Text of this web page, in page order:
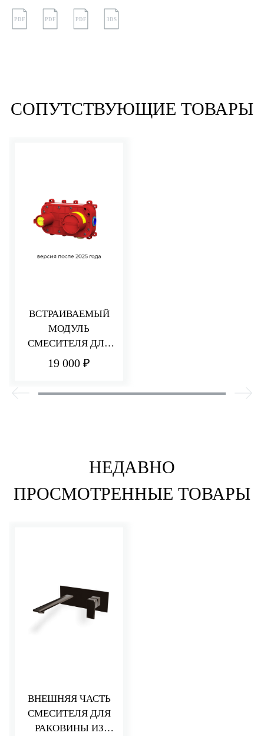
PDF PDF PDF 3DS
СОПУТСТВУЮЩИЕ ТОВАРЫ
ВСТРАИВАЕМЫЙ
МОДУЛЬ
СМЕСИТЕЛЯ ДЛЯ
РАКОВИНЫ/ДУША
19 000 ₽
НЕДАВНО
ПРОСМОТРЕННЫЕ ТОВАРЫ
ВНЕШНЯЯ ЧАСТЬ
СМЕСИТЕЛЯ ДЛЯ
РАКОВИНЫ ИЗ